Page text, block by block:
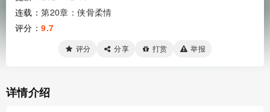
连载：第20章：侠骨柔情
评分：9.7
评分 分享 打赏 举报
详情介绍